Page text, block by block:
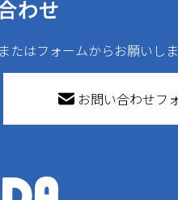
わせ
はフォームからお願いしま
お問い合わせフ